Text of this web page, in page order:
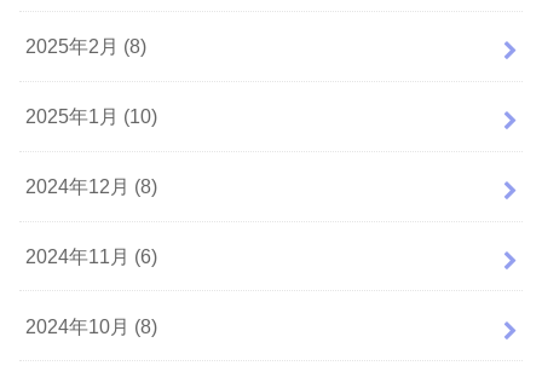
2025年2月 (8)
2025年1月 (10)
2024年12月 (8)
2024年11月 (6)
2024年10月 (8)